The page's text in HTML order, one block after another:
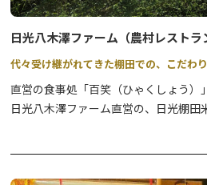
日光八木澤ファーム（農村レストラ
代々受け継がれてきた棚田での、こだわ
直営の食事処「百笑（ひゃくしょう）
日光八木澤ファーム直営の、日光棚田